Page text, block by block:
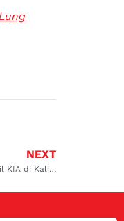
NEXT
Servis AC Mobil KIA di Kalimalang dan Solusi dari Dokter Mobil